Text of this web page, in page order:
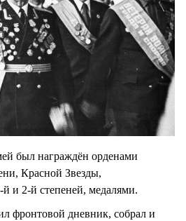
был награждён орденами
Красной Звезды,
и 2-й степеней, медалями.
фронтовой дневник, собрал и